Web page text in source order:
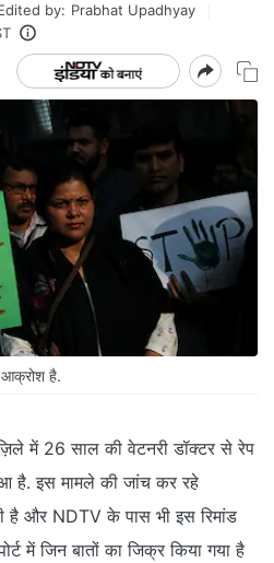
by: Prabhat Upadhyay
है.
में 26 साल की वेटनरी डॉक्टर से रेप
है. इस मामले की जांच कर रहे
ली है और NDTV के पास भी इस रिमांड
में जिन बातों का जिक्र किया गया है